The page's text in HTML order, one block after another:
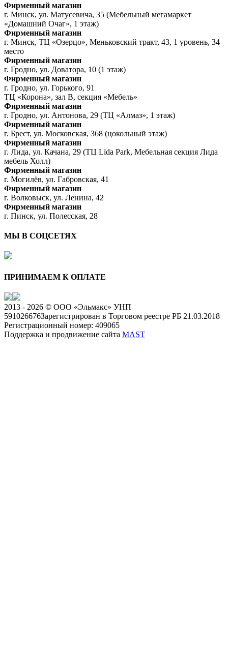
Фирменный магазин
г. Минск, ул. Матусевича, 35 (Мебельный мегамаркет
«Домашний Очаг», 1 этаж)
Фирменный магазин
г. Минск, ТЦ «Озерцо», Меньковский тракт, 43, 1 уровень, 34
место
Фирменный магазин
г. Гродно, ул. Доватора, 10 (1 этаж)
Фирменный магазин
г. Гродно, ул. Горького, 91
ТЦ «Корона», зал В, секция «Мебель»
Фирменный магазин
г. Гродно, ул. Антонова, 29 (ТЦ «Алмаз», 1 этаж)
Фирменный магазин
г. Брест, ул. Московская, 368 (цокольный этаж)
Фирменный магазин
г. Лида, ул. Качана, 29 (ТЦ Lida Park, Мебельная секция Лида
мебель Холл)
Фирменный магазин
г. Могилёв, ул. Габровская, 41
Фирменный магазин
г. Волковыск, ул. Ленина, 42
Фирменный магазин
г. Пинск, ул. Полесская, 28
МЫ В СОЦСЕТЯХ
ПРИНИМАЕМ К ОПЛАТЕ
2013 - 2026 © ООО «Эльмакс» УНП
591026676Зарегистрирован в Торговом реестре РБ 21.03.2018
Регистрационный номер: 409065
Поддержка и продвижение сайта MAST